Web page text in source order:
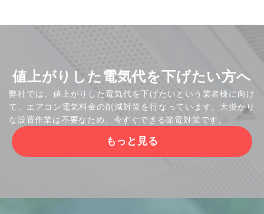
値上がりした電気代を下げたい方へ
弊社では、値上がりした電気代を下げたいという業者様に向け
て、エアコン電気料金の削減対策を行なっています。大掛かり
な設置作業は不要なため、今すぐできる節電対策です。
もっと見る